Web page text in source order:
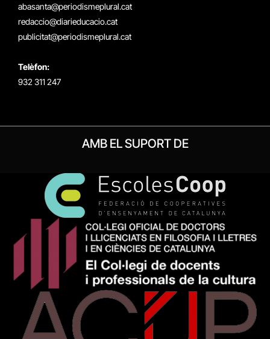
abasanta@periodismeplural.cat
redaccio@diarieducacio.cat
publicitat@periodismeplural.cat
Telèfon:
932 311 247
AMB EL SUPORT DE